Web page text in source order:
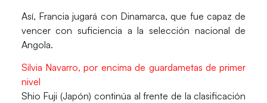
Así, Francia jugará con Dinamarca, que fue capaz de
vencer con suficiencia a la selección nacional de
Angola.
Silvia Navarro, por encima de guardametas de primer
nivel
Shio Fuji (Japón) continúa al frente de la clasificación